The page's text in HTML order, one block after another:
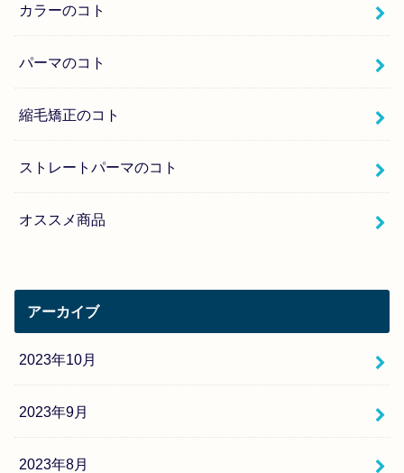
カラーのコト
パーマのコト
縮毛矯正のコト
ストレートパーマのコト
オススメ商品
アーカイブ
2023年10月
2023年9月
2023年8月